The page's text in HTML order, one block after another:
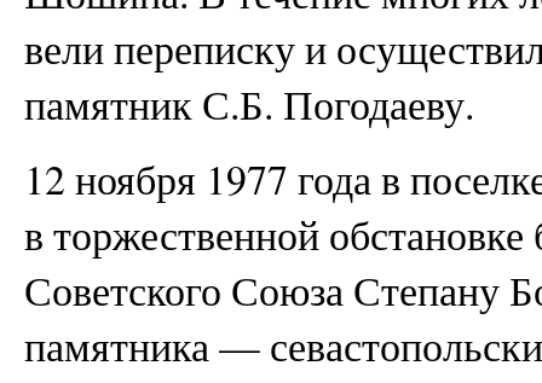
вели переписку и
памятник С.Б. Погодаеву.
12 ноября 1977 года в
в торжественной
Советского Союза Степану
памятника —